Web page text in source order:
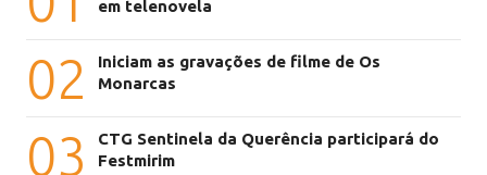
em telenovela
02
Iniciam as gravações de filme de Os
Monarcas
03
CTG Sentinela da Querência participará do
Festmirim